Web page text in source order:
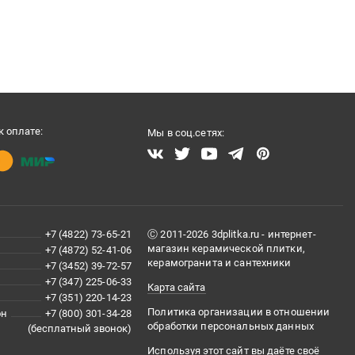
оплате: Мы в соц.сетях:
+7 (4822) 73-65-21
+7 (4872) 52-41-06
+7 (3452) 39-72-57
+7 (347) 225-06-33
+7 (351) 220-14-23
+7 (800) 301-34-28
(бесплатный звонок)
Ⓒ 2011-2026 3dplitka.ru - интернет-
магазин керамической плитки,
керамогранита и сантехники
Карта сайта
Политика организации в отношении
обработки персональных данных
Используя этот сайт вы даёте своё